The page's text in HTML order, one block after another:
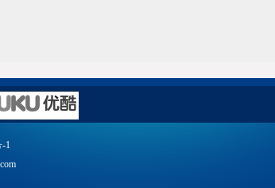
-1